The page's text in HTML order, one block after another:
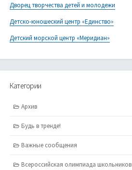
Дворец творчества детей и молодежи
Детско-юношеский центр «Единство»
Детский морской центр «Меридиан»
Категории
Архив
Будь в тренде!
Важные сообщения
Всероссийская олимпиада школьников